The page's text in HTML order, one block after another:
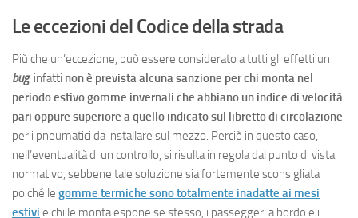
Le eccezioni del Codice della strada
Più che un’eccezione, può essere considerato a tutti gli effetti un
bug: infatti non è prevista alcuna sanzione per chi monta nel
periodo estivo gomme invernali che abbiano un indice di velocità
pari oppure superiore a quello indicato sul libretto di circolazione
per i pneumatici da installare sul mezzo. Perciò in questo caso,
nell’eventualità di un controllo, si risulta in regola dal punto di vista
normativo, sebbene tale soluzione sia fortemente sconsigliata
poiché le gomme termiche sono totalmente inadatte ai mesi
estivi e chi le monta espone se stesso, i passeggeri a bordo e i